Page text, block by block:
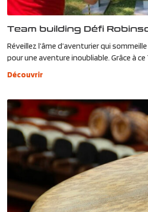
Team building Défi
Réveillez l’âme d’aventurier qui
pour une aventure inoubliable. Grâce à ce
Découvrir